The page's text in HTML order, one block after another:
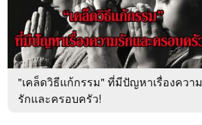
"เคล็ดวิธีแก้กรรม" ที่มีปัญหาเรื่องความ
รักและครอบครัว!